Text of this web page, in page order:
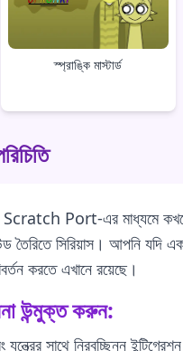
স্প্রাঙ্কি মাস্টার্ড
Port-এর মাধ্যমে কখনোই
সাউন্ড তৈরিতে সিরিয়াস।
করতে এখানে রয়েছে।
উন্মুক্ত করুন:
সাথে নিরবচ্ছিন্ন ইন্টিগ্রেশন